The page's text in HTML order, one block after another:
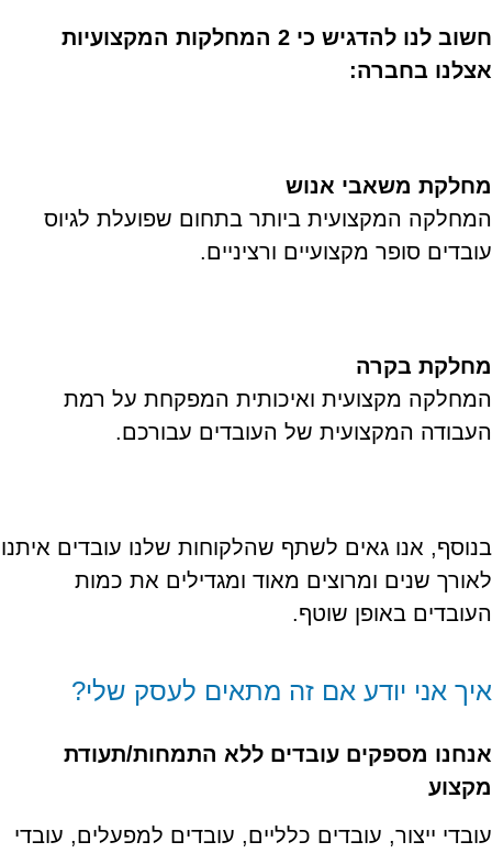
חשוב לנו להדגיש כי 2 המחלקות המקצועיות
אצלנו בחברה:
מחלקת משאבי אנוש
המחלקה המקצועית ביותר בתחום שפועלת לגיוס
עובדים סופר מקצועיים ורציניים.
מחלקת בקרה
המחלקה מקצועית ואיכותית המפקחת על רמת
העבודה המקצועית של העובדים עבורכם.
בנוסף, אנו גאים לשתף שהלקוחות שלנו עובדים איתנו
לאורך שנים ומרוצים מאוד ומגדילים את כמות
העובדים באופן שוטף.
איך אני יודע אם זה מתאים לעסק שלי?
אנחנו מספקים עובדים ללא התמחות/תעודת
מקצוע
עובדי ייצור, עובדים כלליים, עובדים למפעלים, עובדי